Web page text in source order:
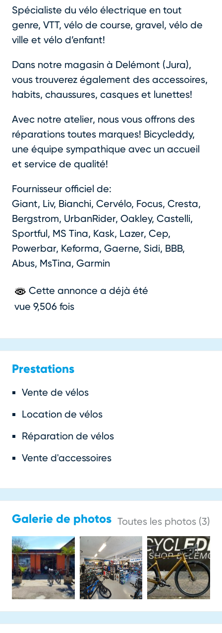
Spécialiste du vélo électrique en tout
genre, VTT, vélo de course, gravel, vélo de
ville et vélo d’enfant!
Dans notre magasin à Delémont (Jura),
vous trouverez également des accessoires,
habits, chaussures, casques et lunettes!
Avec notre atelier, nous vous offrons des
réparations toutes marques! Bicycleddy,
une équipe sympathique avec un accueil
et service de qualité!
Fournisseur officiel de:
Giant, Liv, Bianchi, Cervélo, Focus, Cresta,
Bergstrom, UrbanRider, Oakley, Castelli,
Sportful, MS Tina, Kask, Lazer, Cep,
Powerbar, Keforma, Gaerne, Sidi, BBB,
Abus, MsTina, Garmin
Cette annonce a déjà été
vue 9,506 fois
Prestations
Vente de vélos
Location de vélos
Réparation de vélos
Vente d'accessoires
Galerie de photos Toutes les photos (3)